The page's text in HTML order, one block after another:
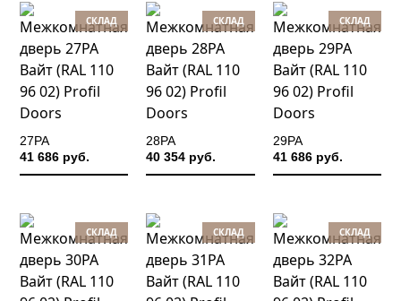
СКЛАД
27PA
41 686 руб.
СКЛАД
28PA
40 354 руб.
СКЛАД
29PA
41 686 руб.
СКЛАД СКЛАД СКЛАД